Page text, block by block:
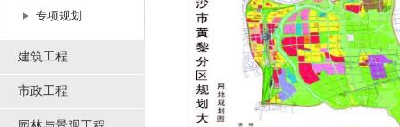
专项规划
建筑工程
市政工程